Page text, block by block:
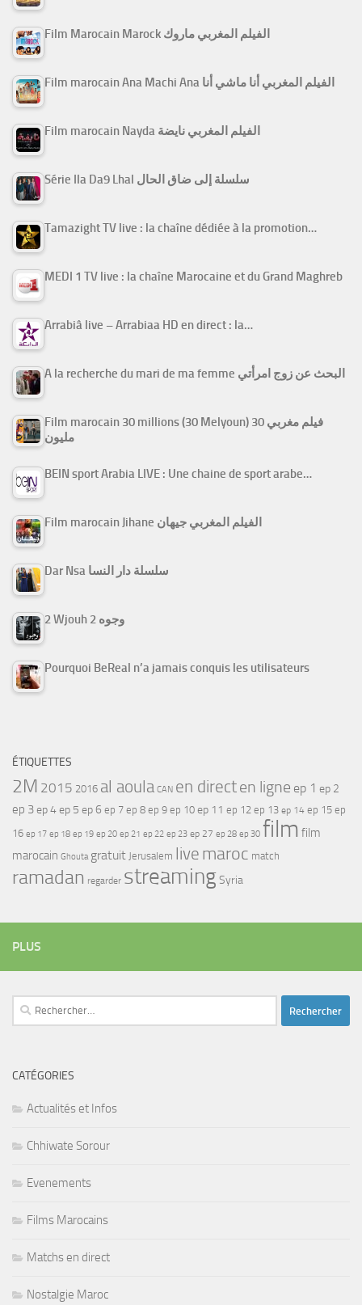
Film Marocain Marock الفيلم المغربي ماروك
Film marocain Ana Machi Ana الفيلم المغربي أنا ماشي أنا
Film marocain Nayda الفيلم المغربي نايضة
Série Ila Da9 Lhal سلسلة إلى ضاق الحال
Tamazight TV live : la chaîne dédiée à la promotion…
MEDI 1 TV live : la chaîne Marocaine et du Grand Maghreb
Arrabiâ live – Arrabiaa HD en direct : la…
A la recherche du mari de ma femme البحث عن زوج امرأتي
Film marocain 30 millions (30 Melyoun) فيلم مغربي 30
مليون
BEIN sport Arabia LIVE : Une chaine de sport arabe…
Film marocain Jihane الفيلم المغربي جيهان
Dar Nsa سلسلة دار النسا
2 Wjouh 2 وجوه
Pourquoi BeReal n’a jamais conquis les utilisateurs
ÉTIQUETTES
2M 2015 2016 al aoula CAN en directen ligne ep 1 ep 2
ep 3ep 4ep 5 ep 6 ep 7 ep 8 ep 9 ep 10 ep 11 ep 12 ep 13 ep 14 ep 15 ep
16 ep 17 ep 18 ep 19 ep 20 ep 21 ep 22 ep 23 ep 27 ep 28 ep 30 film film
marocain Ghouta gratuit Jerusalem live maroc match
ramadan regarder streamingSyria
PLUS
Rechercher :
CATÉGORIES
Actualités et Infos
Chhiwate Sorour
Evenements
Films Marocains
Matchs en direct
Nostalgie Maroc